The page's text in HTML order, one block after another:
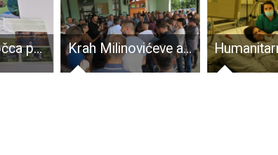
TZ grada Otočca predstavlja originalan promotivni materijal Brošura s dušom Krah Milinovićeve autobus demokracije. U Zagreb otišlo malo ljudi, uglavnom zaposlenici županije, uhljebi i članovi njihovih obitelji!!!